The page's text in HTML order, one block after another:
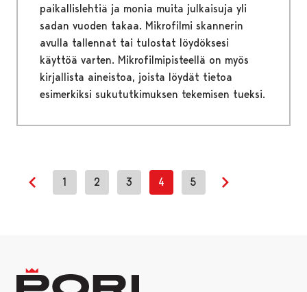
paikallislehtiä ja monia muita julkaisuja yli
sadan vuoden takaa. Mikrofilmi skannerin
avulla tallennat tai tulostat löydöksesi
käyttöä varten. Mikrofilmipisteellä on myös
kirjallista aineistoa, joista löydät tietoa
esimerkiksi sukututkimuksen tekemisen tueksi.
Previous page
1 2 3 4 5